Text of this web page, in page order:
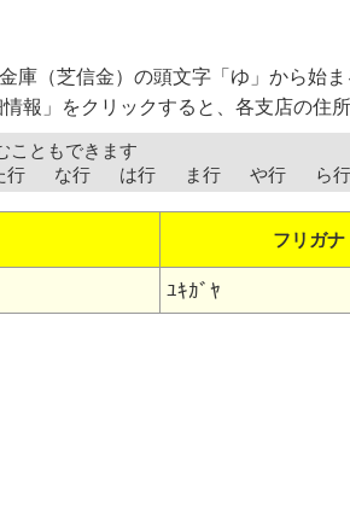
庫（芝信金）の頭文字「ゆ」から始
報」をクリックすると、各支店の住
こともできます
行 な行 は行 ま行 や行 ら行
フリガナ
ﾕｷｶﾞﾔ